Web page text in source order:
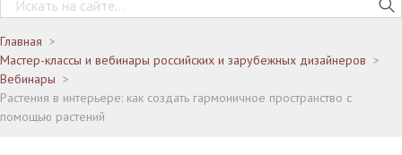
Главная
Мастер-классы и вебинары российских и зарубежных дизайнеров
Вебинары
Растения в интерьере: как создать гармоничное пространство с
помощью растений